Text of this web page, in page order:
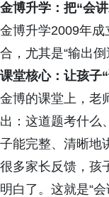
金博升学：把“会
金博升学2009年
合，尤其是“输出
课堂核心：让孩子
金博的课堂上，老
出：这道题考什么
子能完整、清晰地
很多家长反馈，孩
明白了。这就是“会